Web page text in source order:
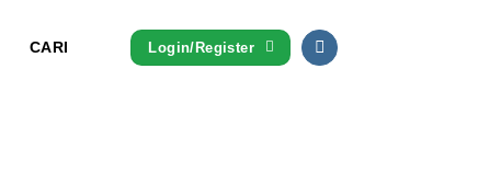
CARI Login/Register